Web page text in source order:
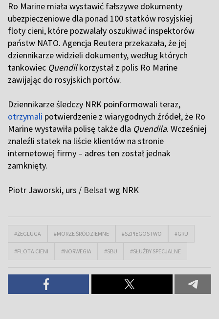
Ro Marine miała wystawić fałszywe dokumenty
ubezpieczeniowe dla ponad 100 statków rosyjskiej
floty cieni, które pozwalały oszukiwać inspektorów
państw NATO. Agencja Reutera przekazała, że jej
dziennikarze widzieli dokumenty, według których
tankowiec Quendilkorzystał z polis Ro Marine
zawijając do rosyjskich portów.
Dziennikarze śledczy NRK poinformowali teraz,
otrzymali potwierdzenie z wiarygodnych źródeł, że Ro
Marine wystawiła polisę także dla Quendila. Wcześniej
znaleźli statek na liście klientów na stronie
internetowej firmy – adres ten został jednak
zamknięty.
Piotr Jaworski, urs / Belsatwg NRK
#ŻEGLUGA #MORZE ŚRÓDZIEMNE #SZPIEGOSTWO #GRU
#FLOTA CIENI #NORWEGIA #SBU #SŁUŻBY SPECJALNE